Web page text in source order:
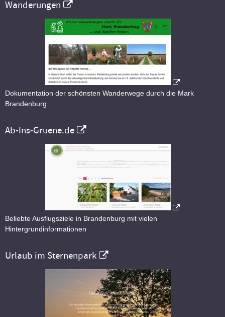
Wanderungen
Dokumentation der schönsten Wanderwege durch die Mark
Brandenburg
Ab-Ins-Gruene.de
Beliebte Ausflugsziele in Brandenburg mit vielen
Hintergrundinformationen
Urlaub im Sternenpark